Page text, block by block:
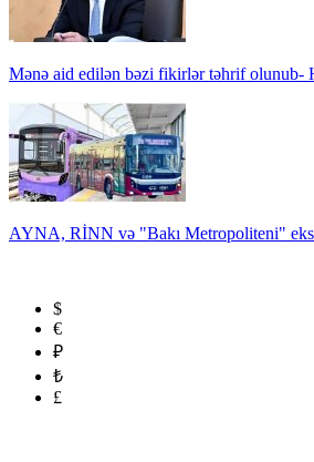
Mənə aid edilən bəzi fikirlər təhrif olunub-
AYNA, RİNN və "Bakı Metropoliteni"
$
€
₽
₺
£